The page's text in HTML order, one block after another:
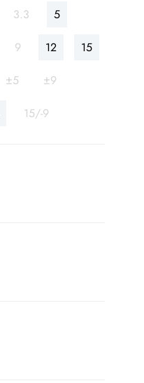
3.3 5
9 12 15
±5 ±9
15/-9